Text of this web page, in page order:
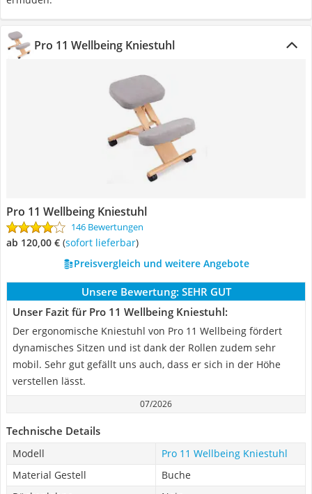
Pro 11 Wellbeing Kniestuhl
Pro 11 Wellbeing Kniestuhl
146 Bewertungen
ab 120,00 € ( Sofort lieferbar)
Preisvergleich und weitere Angebote
Unsere Bewertung: SEHR GUT
Unser Fazit für Pro 11 Wellbeing Kniestuhl:
Der ergonomische Kniestuhl von Pro 11 Wellbeing fördert
dynamisches Sitzen und ist dank der Rollen zudem sehr
mobil. Sehr gut gefällt uns auch, dass er sich in der Höhe
verstellen lässt.
07/2026
Technische Details
Modell
Pro 11 Wellbeing Kniestuhl
Material Gestell
Buche